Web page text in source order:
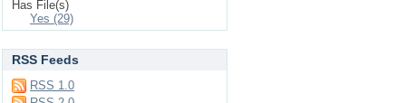
Has File(s)
Yes (29)
RSS Feeds
RSS 1.0